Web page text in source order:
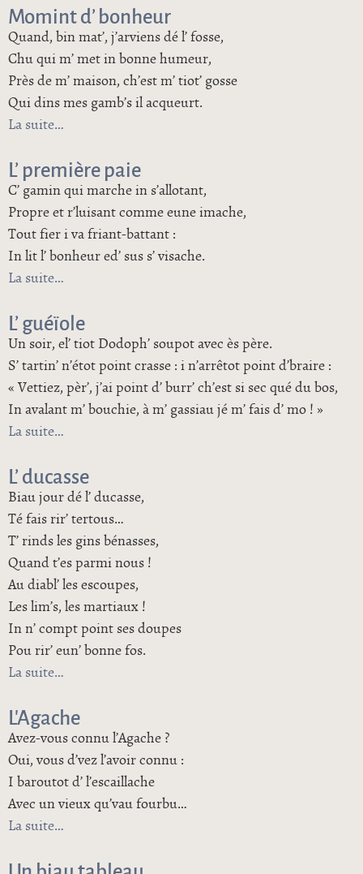
Momint d’ bonheur
Quand, bin mat’, j’arviens dé l’ fosse,
Chu qui m’ met in bonne humeur,
Près de m’ maison, ch’est m’ tiot’ gosse
Qui dins mes gamb’s il acqueurt.
La suitede Momint d’ bonheur
L’ première paie
C’ gamin qui marche in s’allotant,
Propre et r’luisant comme eune imache,
Tout fier i va friant-battant :
In lit l’ bonheur ed’ sus s’ visache.
La suitede L’ première paie
L’ guéïole
Un soir, el’ tiot Dodoph’ soupot avec ès père.
S’ tartin’ n’étot point crasse : i n’arrêtot point d’braire :
« Vettiez, pèr’, j’ai point d’ burr’ ch’est si sec qué du bos,
In avalant m’ bouchie, à m’ gassiau jé m’ fais d’ mo ! »
La suitede L’ guéïole
L’ ducasse
Biau jour dé l’ ducasse,
Té fais rir’ tertous…
T’ rinds les gins bénasses,
Quand t’es parmi nous !
Au diabl’ les escoupes,
Les lim’s, les martiaux !
In n’ compt point ses doupes
Pou rir’ eun’ bonne fos.
La suitede L’ ducasse
L’Agache
Avez-vous connu l’Agache ?
Oui, vous d’vez l’avoir connu :
I baroutot d’ l’escaillache
Avec un vieux qu’vau fourbu…
La suitede L’Agache